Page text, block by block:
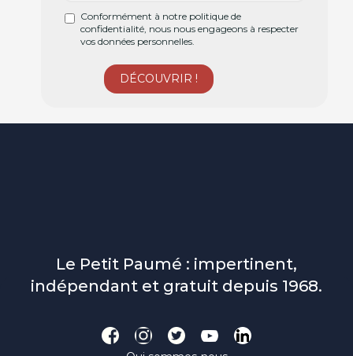
Conformément à notre politique de
confidentialité, nous nous engageons à respecter
vos données personnelles.
Le Petit Paumé : impertinent,
indépendant et gratuit depuis 1968.